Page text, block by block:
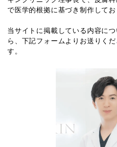
で医学的根拠に基づき制作してお
当サイトに掲載している内容に
ら、下記フォームよりお送りく
す。